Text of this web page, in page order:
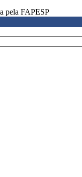
pela FAPESP